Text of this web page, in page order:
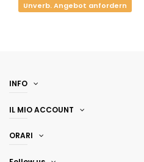
Unverb. Angebot anfordern
INFO
IL MIO ACCOUNT
ORARI